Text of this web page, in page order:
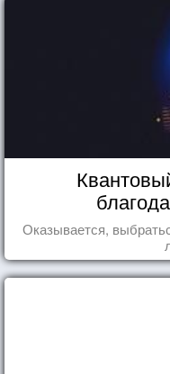
Оказывается,